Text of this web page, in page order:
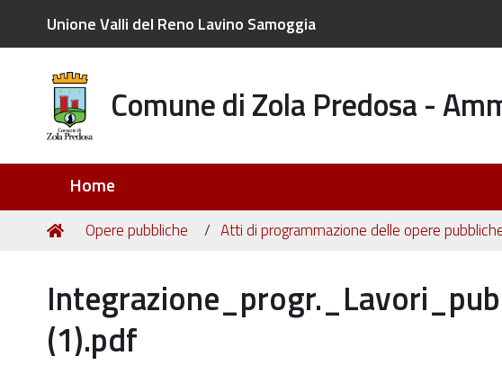
Unione Valli del Reno Lavino Samoggia
Comune di Zola Predosa -
Home
Tu
Home
Opere pubbliche Atti di programmazione delle opere
(1).pdf